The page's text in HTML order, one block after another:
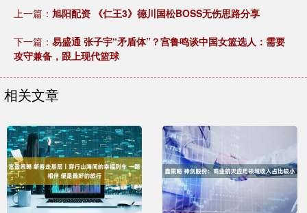
上一篇： 旭阳配资 《仁王3》德川国松BOSS无伤思路分享
下一篇： 易盛通 张子宇“矛盾体”？宫鲁鸣谈中国女篮选人：需要
攻守兼备，跟上现代篮球
相关文章